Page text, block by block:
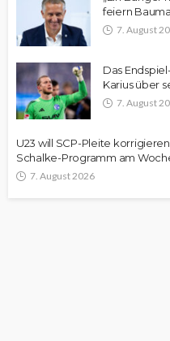
feiern
7. August
Das
Karius über
7. August
U23 will SCP-Pleite
Schalke-Programm am
7. August 2026